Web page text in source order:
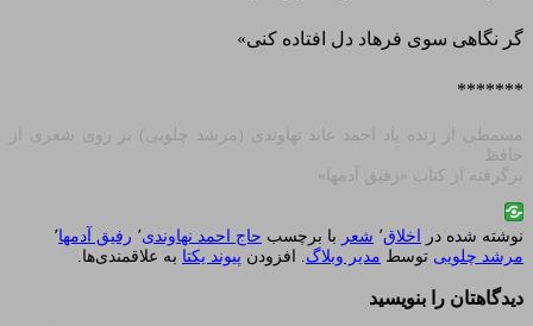
گر نگاهی سوی فرهاد دل افتاده کنی»
*******
مسمطی از زنده یاد احمد عابد نهاوندی (مرشد چلویی) بر روی شعری از
حافظ
برگرفته از کتاب «رفیق آدمها»
نوشته شده در اخلاق٬ شعر با برچسب حاج احمد نهاوندی٬ رفیق آدمها٬
مرشد چلویی توسط مدیر وبلاگ. افزودن پیوند یکتا به علاقمندی‌ها.
دیدگاهتان را بنویسید